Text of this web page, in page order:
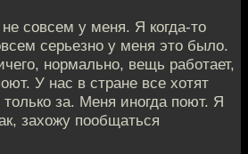
совсем у меня. Я когда-то
серьезно у меня это было.
нормально, вещь работает,
У нас в стране все хотят
за. Меня иногда поют. Я
захожу пообщаться